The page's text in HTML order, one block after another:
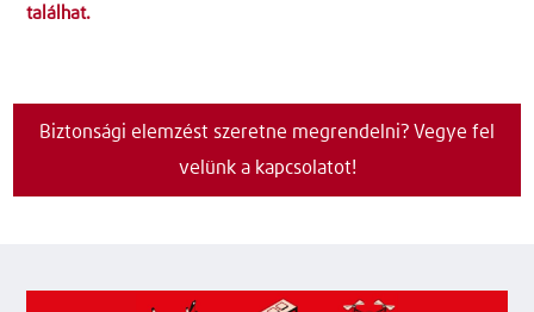
találhat.
Biztonsági elemzést szeretne megrendelni? Vegye fel
velünk a kapcsolatot!